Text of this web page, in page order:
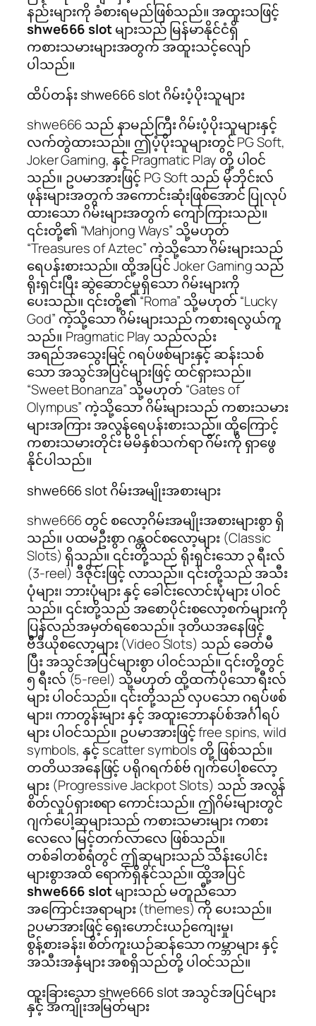
နည်းများကို ခံစားရမည်ဖြစ်သည်။ အထူးသဖြင့်
shwe666 slotများသည် မြန်မာနိုင်ငံရှိ
ကစားသမားများအတွက် အထူးသင့်လျော်
ပါသည်။
ထိပ်တန်း shwe666 slot ဂိမ်းပံ့ပိုးသူများ
shwe666 သည် နာမည်ကြီး ဂိမ်းပံ့ပိုးသူများနှင့်
လက်တွဲထားသည်။ ဤပံ့ပိုးသူများတွင် PG Soft,
Joker Gaming, နှင့် Pragmatic Play တို့ ပါဝင်
သည်။ ဥပမာအားဖြင့် PG Soft သည် မိုဘိုင်းလ်
ဖုန်းများအတွက် အကောင်းဆုံးဖြစ်အောင် ပြုလုပ်
ထားသော ဂိမ်းများအတွက် ကျော်ကြားသည်။
၎င်းတို့၏ “Mahjong Ways” သို့မဟုတ်
“Treasures of Aztec” ကဲ့သို့သော ဂိမ်းများသည်
ရေပန်းစားသည်။ ထို့အပြင် Joker Gaming သည်
ရိုးရှင်းပြီး ဆွဲဆောင်မှုရှိသော ဂိမ်းများကို
ပေးသည်။ ၎င်းတို့၏ “Roma” သို့မဟုတ် “Lucky
God” ကဲ့သို့သော ဂိမ်းများသည် ကစားရလွယ်ကူ
သည်။ Pragmatic Play သည်လည်း
အရည်အသွေးမြင့် ဂရပ်ဖစ်များနှင့် ဆန်းသစ်
သော အသွင်အပြင်များဖြင့် ထင်ရှားသည်။
“Sweet Bonanza” သို့မဟုတ် “Gates of
Olympus” ကဲ့သို့သော ဂိမ်းများသည် ကစားသမား
များအကြား အလွန်ရေပန်းစားသည်။ ထို့ကြောင့်
ကစားသမားတိုင်း မိမိနှစ်သက်ရာ ဂိမ်းကို ရှာဖွေ
နိုင်ပါသည်။
shwe666 slot ဂိမ်းအမျိုးအစားများ
shwe666 တွင် စလော့ဂိမ်းအမျိုးအစားများစွာ ရှိ
သည်။ ပထမဦးစွာ ဂန္တဝင်စလော့များ (Classic
Slots) ရှိသည်။ ၎င်းတို့သည် ရိုးရှင်းသော ၃ ရီးလ်
(3-reel) ဒီဇိုင်းဖြင့် လာသည်။ ၎င်းတို့သည် အသီး
ပုံများ၊ ဘားပုံများ နှင့် ခေါင်းလောင်းပုံများ ပါဝင်
သည်။ ၎င်းတို့သည် အစောပိုင်းစလော့စက်များကို
ပြန်လည်အမှတ်ရစေသည်။ ဒုတိယအနေဖြင့်
ဗီဒီယိုစလော့များ (Video Slots) သည် ခေတ်မီ
ပြီး အသွင်အပြင်များစွာ ပါဝင်သည်။ ၎င်းတို့တွင်
၅ ရီးလ် (5-reel) သို့မဟုတ် ထို့ထက်ပိုသော ရီးလ်
များ ပါဝင်သည်။ ၎င်းတို့သည် လှပသော ဂရပ်ဖစ်
များ၊ ကာတွန်းများ နှင့် အထူးဘောနပ်စ်အင်္ဂါရပ်
များ ပါဝင်သည်။ ဥပမာအားဖြင့် free spins, wild
symbols, နှင့် scatter symbols တို့ ဖြစ်သည်။
တတိယအနေဖြင့် ပရိုဂရက်စ်ဗ် ဂျက်ပေါ့စလော့
များ (Progressive Jackpot Slots) သည် အလွန်
စိတ်လှုပ်ရှားစရာ ကောင်းသည်။ ဤဂိမ်းများတွင်
ဂျက်ပေါ့ဆုများသည် ကစားသမားများ ကစား
လေလေ မြင့်တက်လာလေ ဖြစ်သည်။
တစ်ခါတစ်ရံတွင် ဤဆုများသည် သိန်းပေါင်း
များစွာအထိ ရောက်ရှိနိုင်သည်။ ထို့အပြင်
shwe666 slotများသည် မတူညီသော
အကြောင်းအရာများ (themes) ကို ပေးသည်။
ဥပမာအားဖြင့် ရှေးဟောင်းယဉ်ကျေးမှု၊
စွန့်စားခန်း၊ စိတ်ကူးယဉ်ဆန်သော ကမ္ဘာများ နှင့်
အသီးအနှံများ အစရှိသည်တို့ ပါဝင်သည်။
ထူးခြားသော shwe666 slot အသွင်အပြင်များ
နှင့် အကျိုးအမြတ်များ